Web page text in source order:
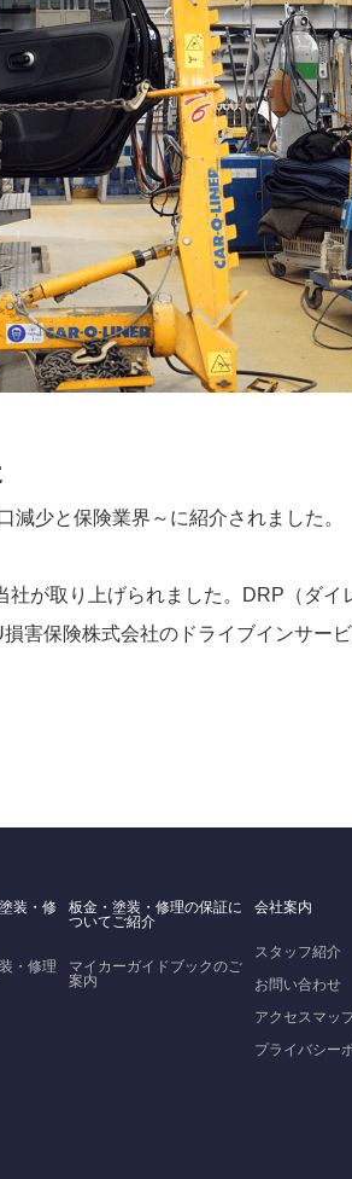
少と保険業界～に紹介されました。
が取り上げられました。DRP（ダイ
害保険株式会社のドライブインサー
装・修
・修理
板金・塗装・修理の保証に
ついてご紹介
マイカーガイドブックのご
案内
会社案内
スタッフ紹介
お問い合わせ
アクセスマッ
プライバシー